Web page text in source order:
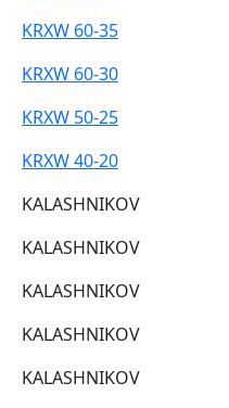
KRXW 60-35
KRXW 60-30
KRXW 50-25
KRXW 40-20
KALASHNIKOV
KALASHNIKOV
KALASHNIKOV
KALASHNIKOV
KALASHNIKOV